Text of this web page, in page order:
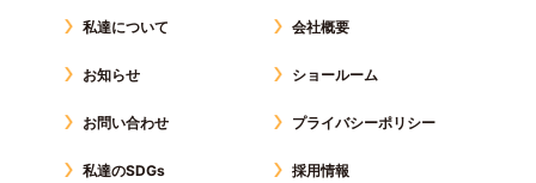
私達について
お知らせ
お問い合わせ
私達のSDGs
会社概要
ショールーム
プライバシーポリシー
採用情報